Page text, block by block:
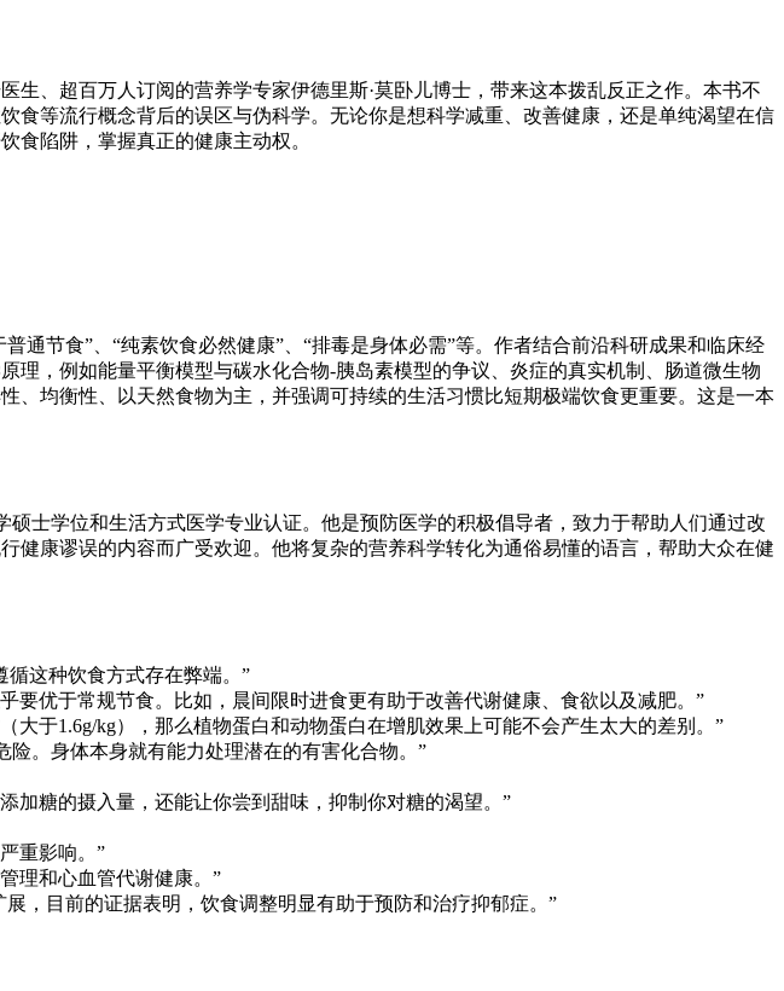
、超百万人订阅的营养学专家伊德里斯·莫卧儿博士，带来这本拨乱反正之作。本书不
等流行概念背后的误区与伪科学。无论你是想科学减重、改善健康，还是单纯渴望在信
食陷阱，掌握真正的健康主动权。
通节食”、“纯素饮食必然健康”、“排毒是身体必需”等。作者结合前沿科研成果和临床经
，例如能量平衡模型与碳水化合物-胰岛素模型的争议、炎症的真实机制、肠道微生物
均衡性、以天然食物为主，并强调可持续的生活习惯比短期极端饮食更重要。这是一本
士学位和生活方式医学专业认证。他是预防医学的积极倡导者，致力于帮助人们通过改
康谬误的内容而广受欢迎。他将复杂的营养科学转化为通俗易懂的语言，帮助大众在健
这种饮食方式存在弊端。”
优于常规节食。比如，晨间限时进食更有助于改善代谢健康、食欲以及减肥。”
于1.6g/kg），那么植物蛋白和动物蛋白在增肌效果上可能不会产生太大的差别。”
险。身体本身就有能力处理潜在的有害化合物。”
加糖的摄入量，还能让你尝到甜味，抑制你对糖的渴望。”
重影响。”
理和心血管代谢健康。”
，目前的证据表明，饮食调整明显有助于预防和治疗抑郁症。”